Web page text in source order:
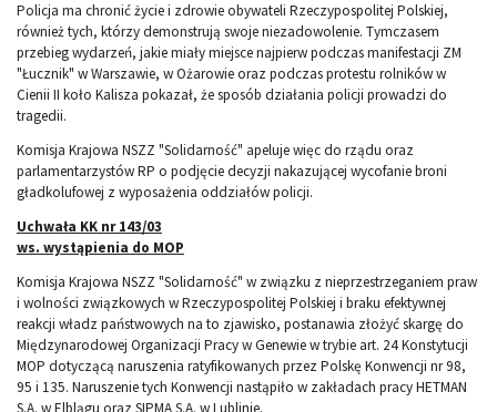
Policja ma chronić życie i zdrowie obywateli Rzeczypospolitej Polskiej,
również tych, którzy demonstrują swoje niezadowolenie. Tymczasem
przebieg wydarzeń, jakie miały miejsce najpierw podczas manifestacji ZM
"Łucznik" w Warszawie, w Ożarowie oraz podczas protestu rolników w
Cienii II koło Kalisza pokazał, że sposób działania policji prowadzi do
tragedii.
Komisja Krajowa NSZZ "Solidarność" apeluje więc do rządu oraz
parlamentarzystów RP o podjęcie decyzji nakazującej wycofanie broni
gładkolufowej z wyposażenia oddziałów policji.
Uchwała KK nr 143/03
ws. wystąpienia do MOP
Komisja Krajowa NSZZ "Solidarność" w związku z nieprzestrzeganiem praw
i wolności związkowych w Rzeczypospolitej Polskiej i braku efektywnej
reakcji władz państwowych na to zjawisko, postanawia złożyć skargę do
Międzynarodowej Organizacji Pracy w Genewie w trybie art. 24 Konstytucji
MOP dotyczącą naruszenia ratyfikowanych przez Polskę Konwencji nr 98,
95 i 135. Naruszenie tych Konwencji nastąpiło w zakładach pracy HETMAN